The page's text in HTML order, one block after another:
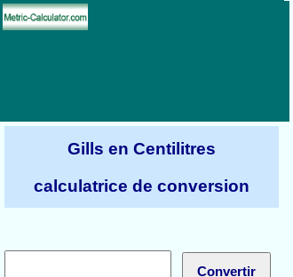
Gills en Centilitres
calculatrice de conversion